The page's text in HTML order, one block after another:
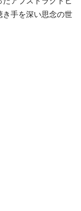
手を深い思念の世